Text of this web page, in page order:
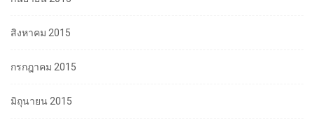
สิงหาคม 2015
กรกฎาคม 2015
มิถุนายน 2015